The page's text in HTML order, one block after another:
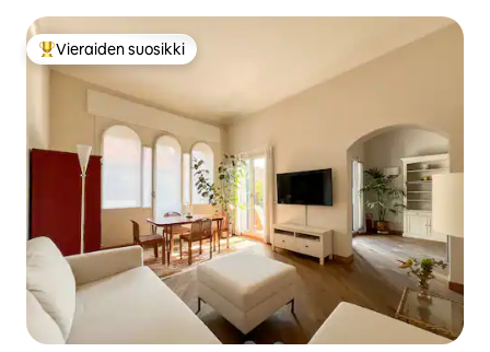
Vieraiden suosikkien parhaimmistoa
Vieraiden suosikki